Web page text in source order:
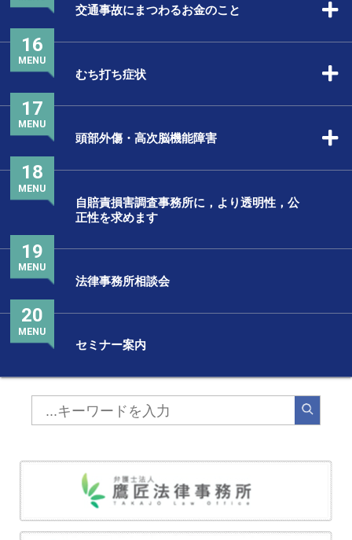
交通事故にまつわるお金のこと
むち打ち症状
16
MENU
頭部外傷・高次脳機能障害
17
MENU
自賠責損害調査事務所に，より透明性，公
正性を求めます
18
MENU
法律事務所相談会
19
MENU
セミナー案内
20
MENU